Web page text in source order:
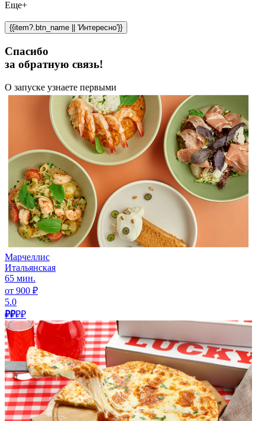
Еще+
{{item?.btn_name || 'Интересно'}}
Спасибо
за обратную связь!
О запуске узнаете первыми
Марчеллис
Итальянская
65 мин.
от 900 ₽
5.0
₽₽₽₽